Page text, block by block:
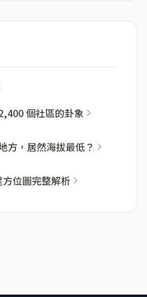
個社區的卦象
方，居然海拔最低？
位圖完整解析